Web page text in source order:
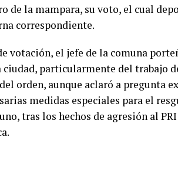
de la mampara, su voto, el cual
correspondiente.
votación, el jefe de la comuna
ciudad, particularmente del trabajo
orden, aunque aclaró a pregunta
medidas especiales para el
tras los hechos de agresión al